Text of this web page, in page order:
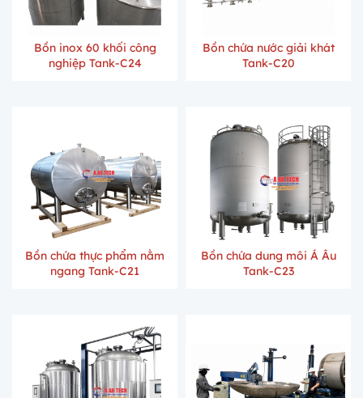
Bồn inox 60 khối công
nghiệp Tank-C24
Bồn chứa nước giải khát
Tank-C20
Bồn chứa thực phẩm nằm
ngang Tank-C21
Bồn chứa dung môi Á Âu
Tank-C23